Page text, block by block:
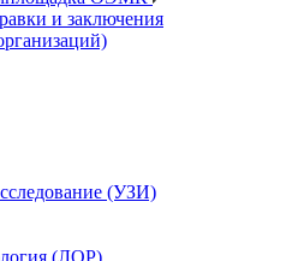
и заключения
(УЗИ)
(ЛОР)